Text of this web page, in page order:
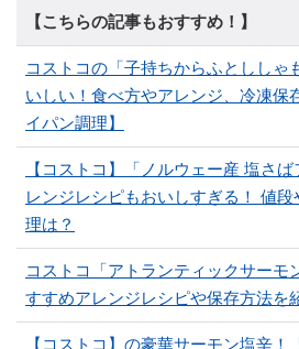
【こちらの記事もおすすめ！】
コストコの「子持ちからふとししゃ
いしい！食べ方やアレンジ、冷凍保
イパン調理】
【コストコ】「ノルウェー産 塩さ
レンジレシピもおいしすぎる！ 値
理は？
コストコ「アトランティックサーモ
すすめアレンジレシピや保存方法を
【コストコ】の豪華サーモン塩辛